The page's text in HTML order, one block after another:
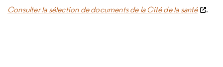
Consulter la sélection de documents de la Cité de la santé .